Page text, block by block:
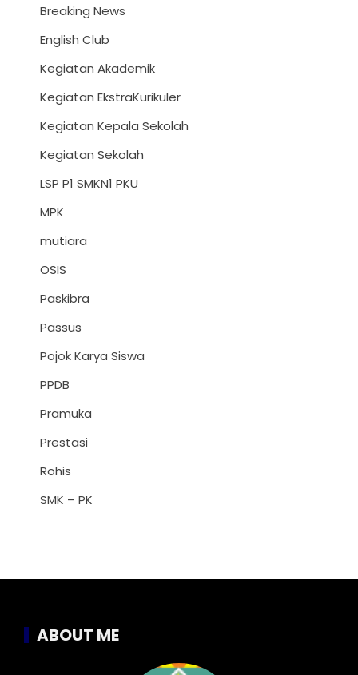
Breaking News
English Club
Kegiatan Akademik
Kegiatan EkstraKurikuler
Kegiatan Kepala Sekolah
Kegiatan Sekolah
LSP P1 SMKN1 PKU
MPK
mutiara
OSIS
Paskibra
Passus
Pojok Karya Siswa
PPDB
Pramuka
Prestasi
Rohis
SMK – PK
ABOUT ME